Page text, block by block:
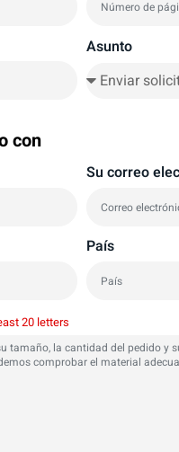
Asunto
con
Su correo
País
20 letters